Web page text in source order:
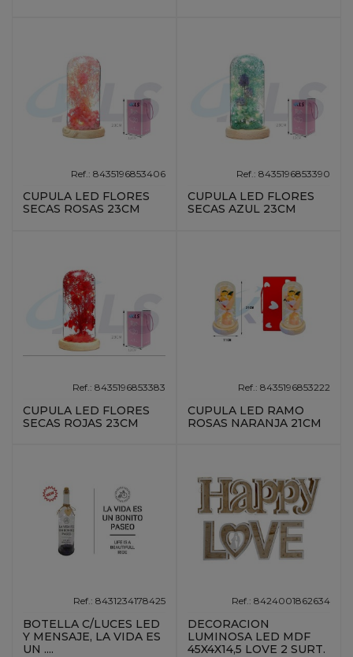
Ref.: 8435196853406
CUPULA LED FLORES
SECAS ROSAS 23CM
Ref.: 8435196853390
CUPULA LED FLORES
SECAS AZUL 23CM
Ref.: 8435196853383
CUPULA LED FLORES
SECAS ROJAS 23CM
Ref.: 8435196853222
CUPULA LED RAMO
ROSAS NARANJA 21CM
Ref.: 8431234178425
BOTELLA C/LUCES LED
Y MENSAJE, LA VIDA ES
UN ....
Ref.: 8424001862634
DECORACION
LUMINOSA LED MDF
45X4X14,5 LOVE 2 SURT.